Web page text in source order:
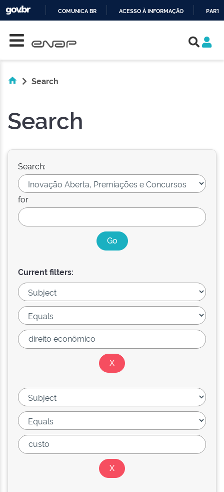
COMUNICA BR ACESSO À INFORMAÇÃO
Search
Search
Search:
for
Current filters: